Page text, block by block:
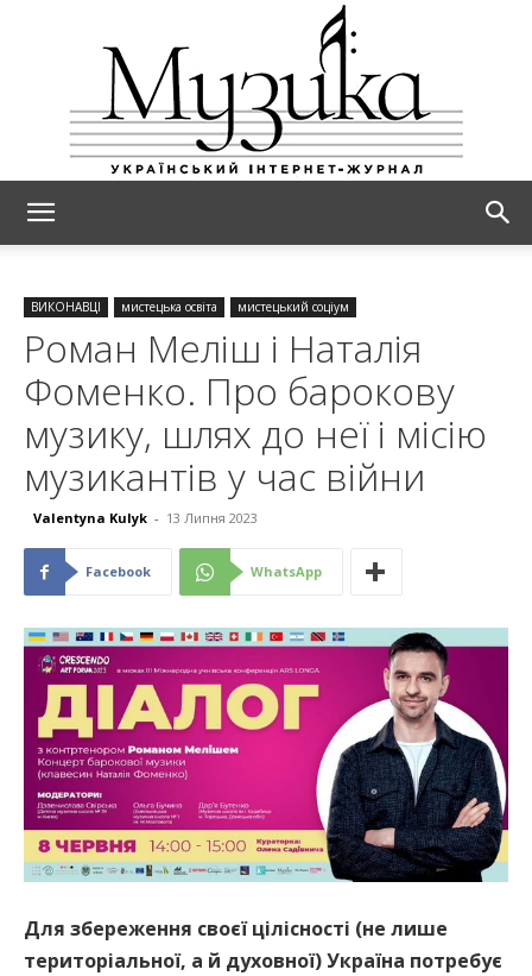
ВИКОНАВЦІ мистецька освіта мистецький соціум
Роман Меліш і Наталія
Фоменко. Про барокову
музику, шлях до неї і місію
музикантів у час війни
Valentyna Kulyk - 13 Липня 2023
Facebook WhatsApp
Для збереження своєї цілісності (не лише
територіальної, а й духовної) Україна потребує